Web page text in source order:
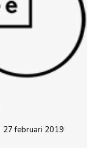
27 februari 2019